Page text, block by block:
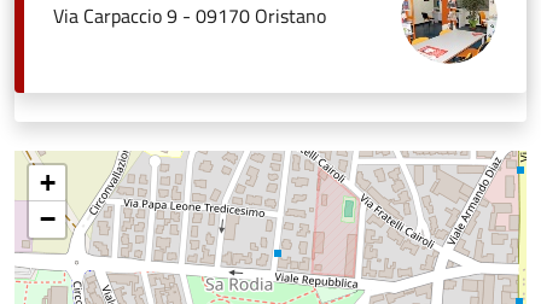
Via Carpaccio 9 - 09170 Oristano
+
−